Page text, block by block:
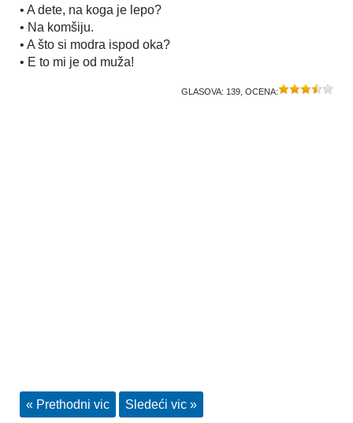
• A dete, na koga je lepo?
• Na komšiju.
• A što si modra ispod oka?
• E to mi je od muža!
GLASOVA: 139 , OCENA:
« Prethodni vic Sledeći vic »